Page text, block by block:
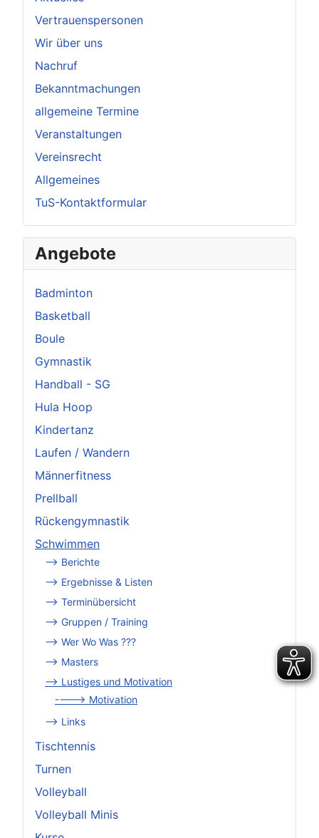
Vertrauenspersonen
Wir über uns
Nachruf
Bekanntmachungen
allgemeine Termine
Veranstaltungen
Vereinsrecht
Allgemeines
TuS-Kontaktformular
Angebote
Badminton
Basketball
Boule
Gymnastik
Handball - SG
Hula Hoop
Kindertanz
Laufen / Wandern
Männerfitness
Prellball
Rückengymnastik
Schwimmen
--> Berichte
--> Ergebnisse & Listen
--> Terminübersicht
--> Gruppen / Training
--> Wer Wo Was ???
--> Masters
--> Lustiges und Motivation
----> Motivation
--> Links
Tischtennis
Turnen
Volleyball
Volleyball Minis